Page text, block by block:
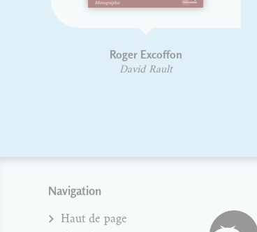
Roger Excoffon
David Rault
Navigation
Haut de page